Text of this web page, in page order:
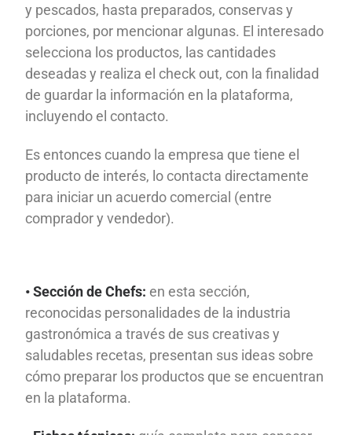
y pescados, hasta preparados, conservas y
porciones, por mencionar algunas. El interesado
selecciona los productos, las cantidades
deseadas y realiza el check out, con la finalidad
de guardar la información en la plataforma,
incluyendo el contacto.
Es entonces cuando la empresa que tiene el
producto de interés, lo contacta directamente
para iniciar un acuerdo comercial (entre
comprador y vendedor).
• Sección de Chefs: en esta sección,
reconocidas personalidades de la industria
gastronómica a través de sus creativas y
saludables recetas, presentan sus ideas sobre
cómo preparar los productos que se encuentran
en la plataforma.